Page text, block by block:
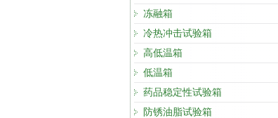
冻融箱
冷热冲击试验箱
高低温箱
低温箱
药品稳定性试验箱
防锈油脂试验箱